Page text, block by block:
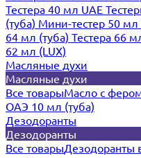
Тестера 40 мл UAE
(туба) Мини-тестер 50 мл
64 мл (туба) Тестера 66
62 мл (LUX)
Масляные духи
Масляные духи
Все товарыМасло с
ОАЭ 10 мл (туба)
Дезодоранты
Дезодоранты
Все товарыДезодоранты